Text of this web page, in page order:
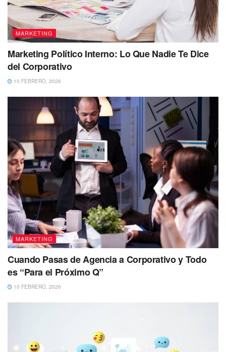
MARKETING
Marketing Político Interno: Lo Que Nadie Te Dice
del Corporativo
10 FEBRERO, 2026
MARKETING
Cuando Pasas de Agencia a Corporativo y Todo
es “Para el Próximo Q”
10 FEBRERO, 2026